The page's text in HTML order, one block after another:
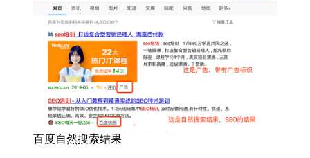
百度自然搜索结果